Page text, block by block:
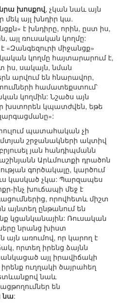
խոսքով, չկան նաև այն
այլ խնդիր կա.
է խնդիրը, որին, ըստ իս,
այլ ռուսական կողմը:
«Զանգեզուրի միջանցք»
կողմը հայտարարում է,
իս, սակայն, նման
արվում են հնարավոր,
համատեքստում՝
կողմին: Նշածս այն
խստորեն կպատժվեն, եթե
պատահական չի
շրջանակների ակտիվ
յան հանդիպմանն
Արևմուտքի դրածոն
գործակալը, կարծում
կասկած չկա: Պարզապես
ինչ խուճապի մեջ է
որովհետև միշտ
այնտեղ ընթանում են
կցանկանային: Ռուսական
նրանց խիստ
առումով, որ կարող է
որտեղ իրենց ձայնն
ցանկացած այլ իրավիճակի
ուղղակի ծայրահեղ
նաև
են
նա: